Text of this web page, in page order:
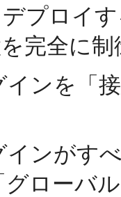
プロイ
完全に
インを「
インがす
グローバ